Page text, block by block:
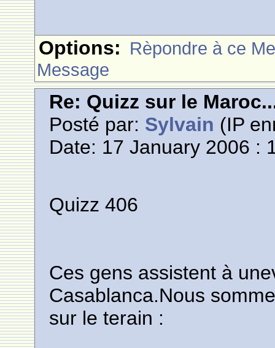
Options: Rèpondre à ce
Message
Re: Quizz sur le
Posté par: Sylvain (IP
Date: 17 January 2006 :
Quizz 406
Ces gens assistent à
Casablanca.Nous
sur le terain :